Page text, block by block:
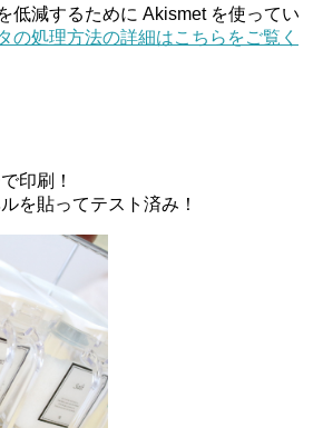
低減するために Akismet を使ってい
の処理方法の詳細はこちらをご覧く
印刷！
を貼ってテスト済み！